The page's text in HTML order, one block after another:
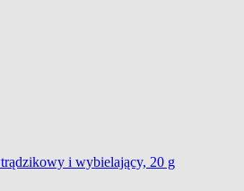
i wybielający, 20 g